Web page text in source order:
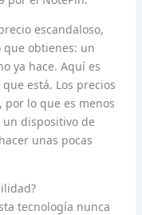
escandaloso,
obtienes: un
ya hace. Aquí es
está. Los precios
lo que es menos
dispositivo de
unas pocas
tecnología nunca